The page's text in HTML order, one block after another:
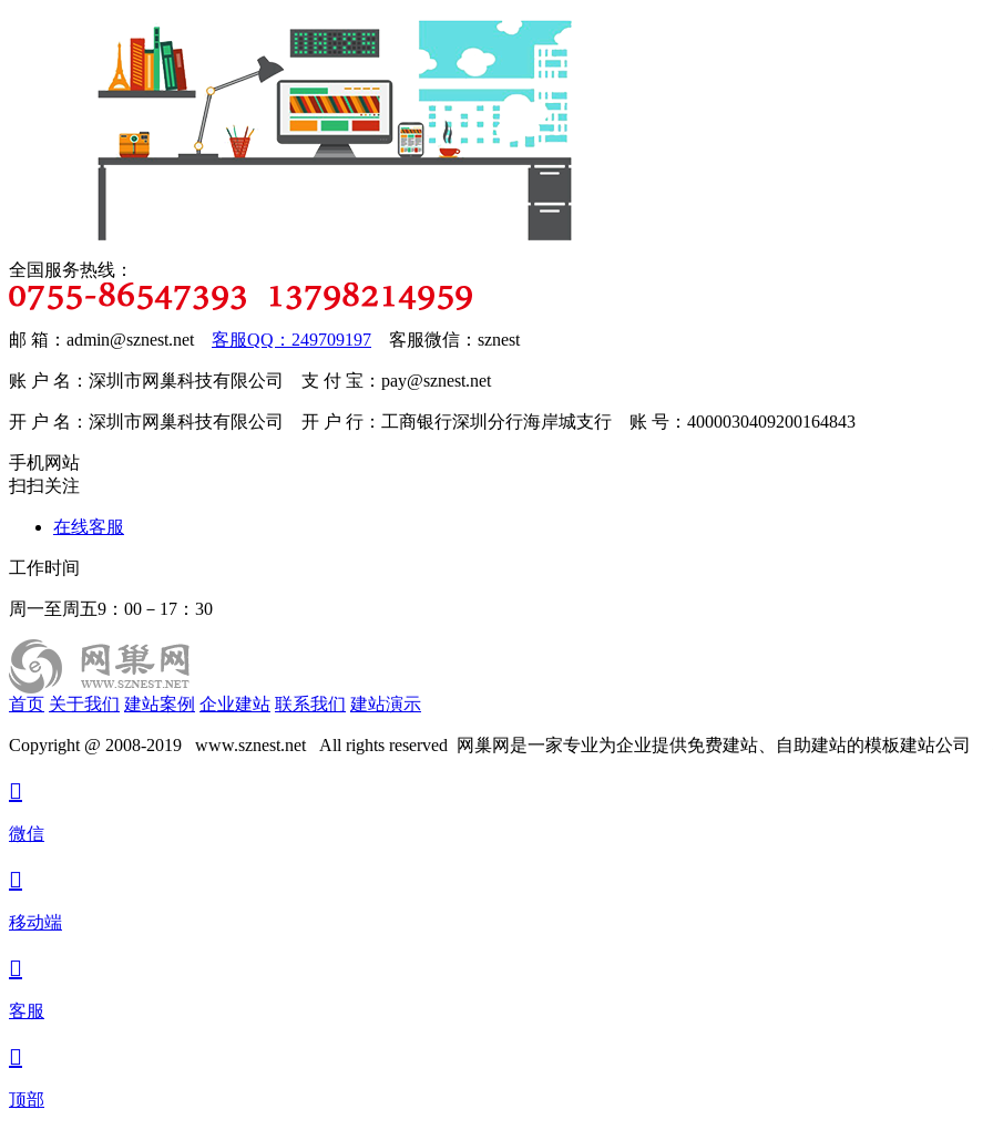
全国服务热线：
邮 箱：admin@sznest.net 客服QQ：249709197 客服微信：sznest
账 户 名：深圳市网巢科技有限公司 支 付 宝：pay@sznest.net
开 户 名：深圳市网巢科技有限公司 开 户 行：工商银行深圳分行海岸城支行 账 号：4000030409200164843
手机网站
扫扫关注
在线客服
工作时间
周一至周五9：00－17：30
首页 关于我们 建站案例 企业建站 联系我们 建站演示
Copyright @ 2008-2019 www.sznest.net All rights reserved 网巢网是一家专业为企业提供免费建站、自助建站的模板建站公司

微信

移动端

客服

顶部